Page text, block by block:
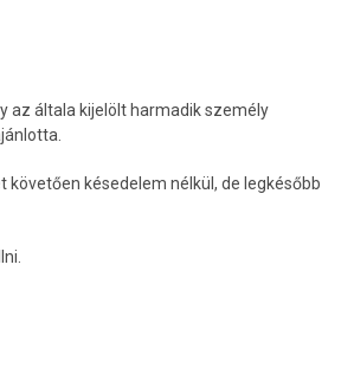
az általa kijelölt harmadik személy
késedelem nélkül, de legkésőbb